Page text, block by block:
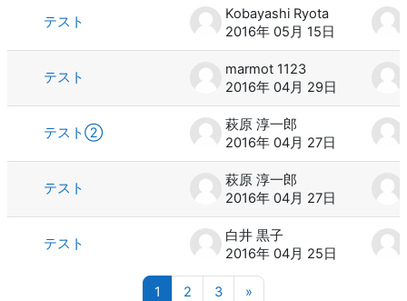
テスト
Kobayashi Ryota
2016年 05月 15日
テスト
marmot 1123
2016年 04月 29日
テスト②
萩原 淳一郎
2016年 04月 27日
テスト
萩原 淳一郎
2016年 04月 27日
テスト
白井 黒子
2016年 04月 25日
1 ページ 1
2 ページ 2
3ページ 3
»